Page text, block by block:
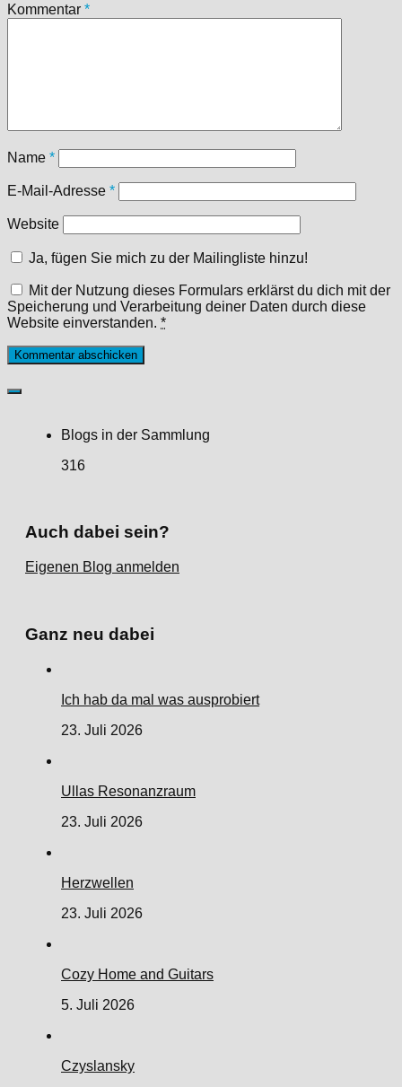
Kommentar *
Name *
E-Mail-Adresse *
Website
Ja, fügen Sie mich zu der Mailingliste hinzu!
Mit der Nutzung dieses Formulars erklärst du dich mit der
Speicherung und Verarbeitung deiner Daten durch diese
Website einverstanden. *
Blogs in der Sammlung
316
Auch dabei sein?
Eigenen Blog anmelden
Ganz neu dabei
Ich hab da mal was ausprobiert
23. Juli 2026
Ullas Resonanzraum
23. Juli 2026
Herzwellen
23. Juli 2026
Cozy Home and Guitars
5. Juli 2026
Czyslansky